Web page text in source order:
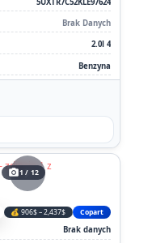
Brak Danych
2.0l 4
Benzyna
chevron_right
photo_camera1 / 12
💰 906$ – 2,437$
Copart
Brak danych